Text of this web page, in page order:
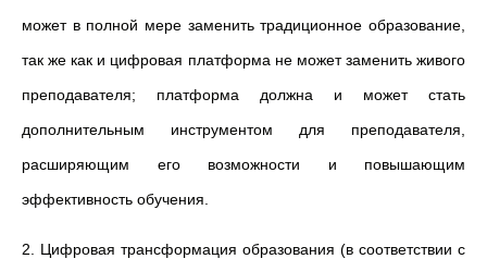
может в полной мере заменить традиционное образование,
так же как и цифровая платформа не может заменить живого
преподавателя; платформа должна и может стать
дополнительным инструментом для преподавателя,
расширяющим его возможности и повышающим
эффективность обучения.
2. Цифровая трансформация образования (в соответствии с